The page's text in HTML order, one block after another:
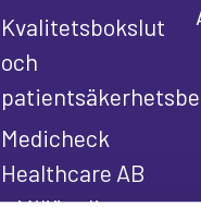
Kvalitetsbokslut
och
Medicheck
Healthcare AB